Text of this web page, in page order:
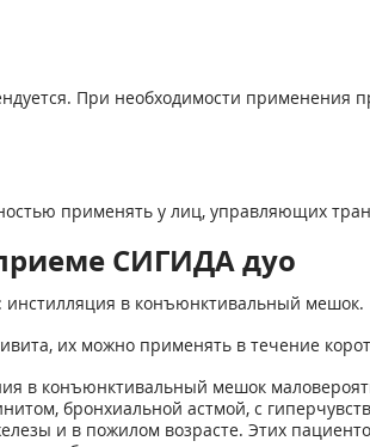
При необходимости применения
применять у лиц, управляющих
СИГИДА дуо
инстилляция в конъюнктивальный мешок.
их можно применять в течение
в конъюнктивальный мешок
бронхиальной астмой, с
и в пожилом возрасте. Этих